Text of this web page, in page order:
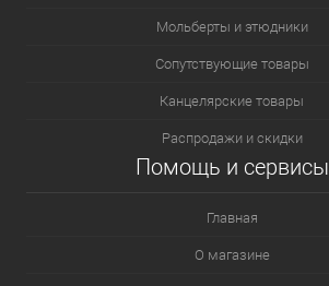
Мольберты и этюдники
Сопутствующие товары
Канцелярские товары
Распродажи и скидки
Помощь и сервисы
Главная
О магазине